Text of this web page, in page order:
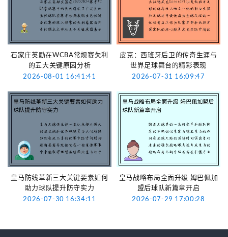
石家庄英励在WCBA常规赛失利
的五大关键原因分析
2026-08-01 16:41:41
皮克：西班牙后卫的传奇生涯与
世界足球舞台的精彩表现
2026-07-31 16:09:47
皇马防线革新三大关键要素如何
助力球队提升防守实力
2026-07-30 16:34:11
皇马战略布局全面升级 姆巴佩加
盟后球队新篇章开启
2026-07-29 17:00:28